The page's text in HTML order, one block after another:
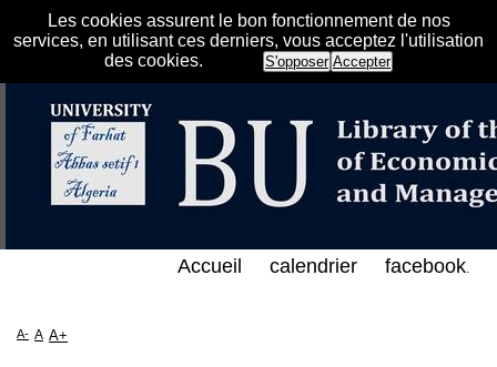
Les cookies assurent le bon fonctionnement de nos
services, en utilisant ces derniers, vous acceptez l'utilisation
des cookies.
S'opposer Accepter
الإلكتروني على الخط المباشر لمكتبة كلية
Accueil calendrier facebook.
A- A A+